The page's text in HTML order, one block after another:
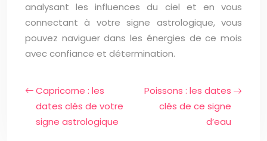
analysant les influences du ciel et en vous
connectant à votre signe astrologique, vous
pouvez naviguer dans les énergies de ce mois
avec confiance et détermination.
Capricorne : les
dates clés de votre
signe astrologique
Poissons : les dates
clés de ce signe
d’eau